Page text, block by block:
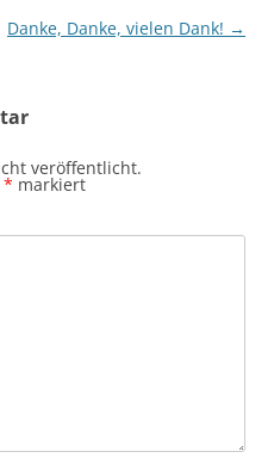
Danke, Danke, vielen Dank! →
veröffentlicht.
* markiert